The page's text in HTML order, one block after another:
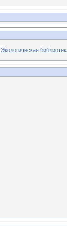
Экологическая